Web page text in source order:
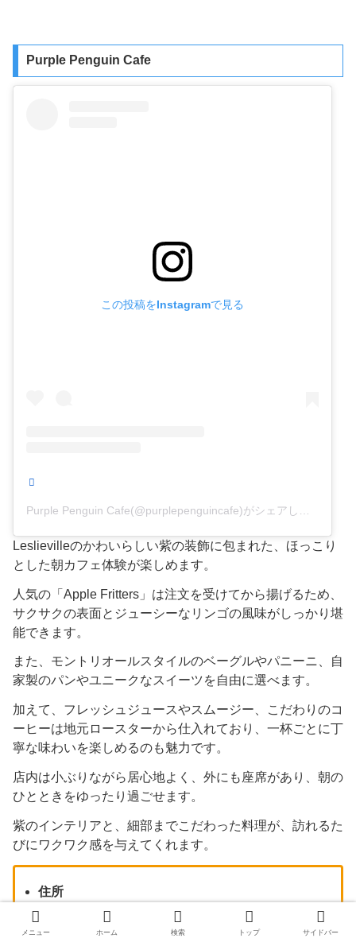
Purple Penguin Cafe
この投稿をInstagramで見る
Leslievilleのかわいらしい紫の装飾に包まれた、ほっこり
とした朝カフェ体験が楽しめます。
人気の「Apple Fritters」は注文を受けてから揚げるため、
サクサクの表面とジューシーなリンゴの風味がしっかり堪
能できます。
また、モントリオールスタイルのベーグルやパニーニ、自
家製のパンやユニークなスイーツを自由に選べます。
加えて、フレッシュジュースやスムージー、こだわりのコ
ーヒーは地元ロースターから仕入れており、一杯ごとに丁
寧な味わいを楽しめるのも魅力です。
店内は小ぶりながら居心地よく、外にも座席があり、朝の
ひとときをゆったり過ごせます。
紫のインテリアと、細部までこだわった料理が、訪れるた
びにワクワク感を与えてくれます。
住所
889 Queen St E, Toronto, ON M4M 2N2 カナダ
営業時間
メニュー ホーム 検索 トップ サイドバー